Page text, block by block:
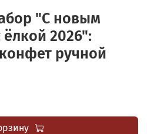
"С новым
2026":
ручной